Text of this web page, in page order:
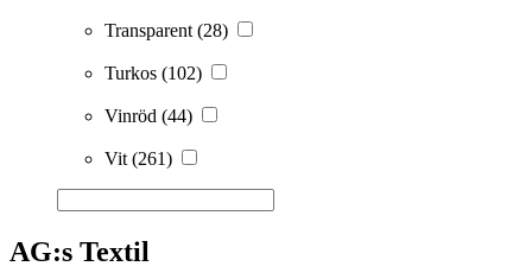
Transparent (28)
Turkos (102)
Vinröd (44)
Vit (261)
AG:s Textil